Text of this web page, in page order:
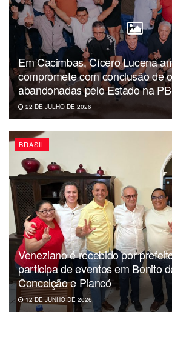
Em Cacimbas, Cícero Lucena
compromete com conclusão de
abandonadas pelo Estado na
22 DE JULHO DE 2026
BRASIL
Veneziano é recebido por
participa de eventos em Bonito
Conceição e Piancó
12 DE JUNHO DE 2026